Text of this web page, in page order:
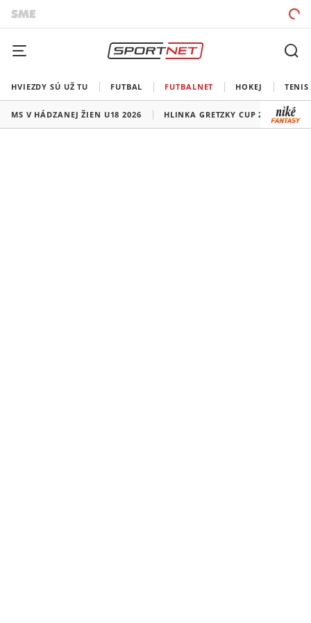
HVIEZDY SÚ UŽ TU FUTBAL FUTBALNET HOKEJ TENIS
MS V HÁDZANEJ ŽIEN U18 2026 HLINKA GRETZKY CUP 2026